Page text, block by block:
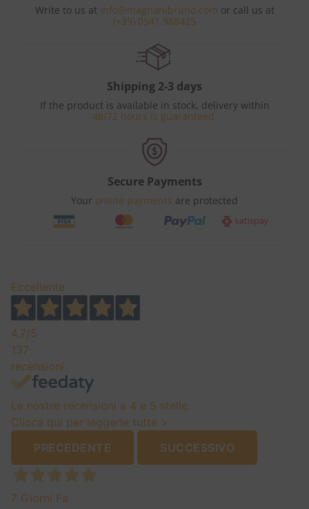
Write to us at info@magnanibruno.com or call us at
(+39) 0541 988425
Shipping 2-3 days
If the product is available in stock, delivery within
48/72 hours is guaranteed.
Secure Payments
Your online payments are protected
Eccellente
4,7/5
137
recensioni
Le nostre recensioni a 4 e 5 stelle.
Clicca qui per leggerle tutte >
PRECEDENTE
SUCCESSIVO
7 Giorni Fa